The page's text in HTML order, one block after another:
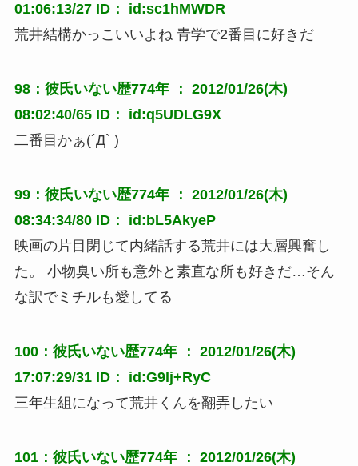
01:06:13/27 ID： id:sc1hMWDR
荒井結構かっこいいよね 青学で2番目に好きだ
98：彼氏いない歴774年 ： 2012/01/26(木)
08:02:40/65 ID： id:q5UDLG9X
二番目かぁ(´Д` )
99：彼氏いない歴774年 ： 2012/01/26(木)
08:34:34/80 ID： id:bL5AkyeP
映画の片目閉じて内緒話する荒井には大層興奮し
た。 小物臭い所も意外と素直な所も好きだ…そん
な訳でミチルも愛してる
100：彼氏いない歴774年 ： 2012/01/26(木)
17:07:29/31 ID： id:G9lj+RyC
三年生組になって荒井くんを翻弄したい
101：彼氏いない歴774年 ： 2012/01/26(木)